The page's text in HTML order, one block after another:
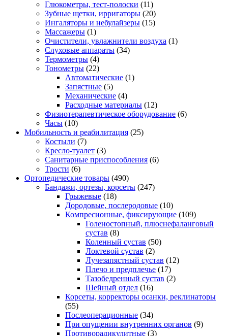
Глюкометры, тест-полоски (11)
Зубные щетки, ирригаторы (20)
Ингаляторы и небулайзеры (15)
Массажеры (1)
Очистители, увлажнители воздуха (1)
Слуховые аппараты (34)
Термометры (4)
Тонометры (22)
Автоматические (1)
Запястные (5)
Механические (4)
Расходные материалы (12)
Физиотерапевтическое оборудование (6)
Часы (10)
Мобильность и реабилитация (25)
Костыли (7)
Кресло-туалет (3)
Санитарные приспособления (6)
Трости (6)
Ортопедические товары (490)
Бандажи, ортезы, корсеты (247)
Грыжевые (18)
Дородовые, послеродовые (10)
Компресионные, фиксирующие (109)
Голеностопный, плюснефаланговый
сустав (8)
Коленный сустав (50)
Локтевой сустав (2)
Лучезапястный сустав (12)
Плечо и предплечье (17)
Тазобедренный сустав (2)
Шейный отдел (16)
Корсеты, корректоры осанки, реклинаторы
(55)
Послеоперационные (34)
При опущении внутренних органов (9)
Противорадикулитные (3)